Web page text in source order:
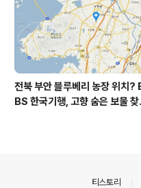
계곡 향운암 명천스님, 덕유산 황
석산 거망산 기백산
전북 부안 블루베리 농장 위치?
BS 한국기행, 고향 숨은 보물 찾
티스토리